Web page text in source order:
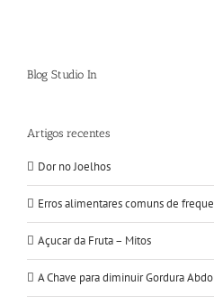
Blog Studio In
Artigos recentes
Dor no Joelhos
Erros alimentares comuns de
Açucar da Fruta – Mitos
A Chave para diminuir Gordura